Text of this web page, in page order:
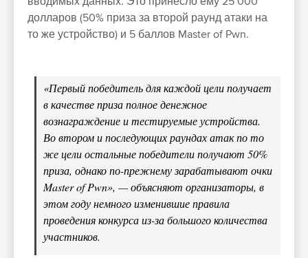
долларов (50% приза за второй раунд атаки на
то же устройство) и 5 ​​баллов Master of Pwn.
«Первый победитель для каждой цели получает
в качестве приза полное денежное
вознаграждение и тестируемые устройства.
Во втором и последующих раундах атак по то
же цели остальные победители получают 50%
приза, однако по-прежнему зарабатывают очки
Master of Pwn», — объясняют организаторы, в
этом году немного изменившие правила
проведения конкурса из-за большого количества
участников.